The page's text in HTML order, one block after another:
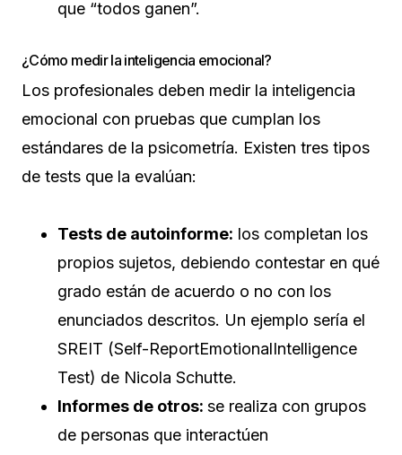
que “todos ganen”.
¿Cómo medir la inteligencia emocional?
Los profesionales deben medir la inteligencia
emocional con pruebas que cumplan los
estándares de la psicometría. Existen tres tipos
de tests que la evalúan:
Tests de autoinforme: los completan los
propios sujetos, debiendo contestar en qué
grado están de acuerdo o no con los
enunciados descritos. Un ejemplo sería el
SREIT (Self-ReportEmotionalIntelligence
Test) de Nicola Schutte.
Informes de otros: se realiza con grupos
de personas que interactúen